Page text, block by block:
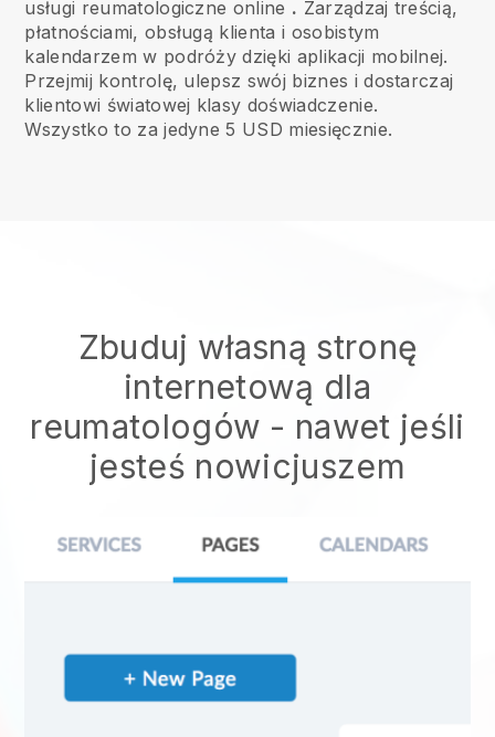
usługi reumatologiczne online . Zarządzaj treścią,
płatnościami, obsługą klienta i osobistym
kalendarzem w podróży dzięki aplikacji mobilnej.
Przejmij kontrolę, ulepsz swój biznes i dostarczaj
klientowi światowej klasy doświadczenie.
Wszystko to za jedyne 5 USD miesięcznie.
Zbuduj własną stronę
internetową dla
reumatologów - nawet jeśli
jesteś nowicjuszem